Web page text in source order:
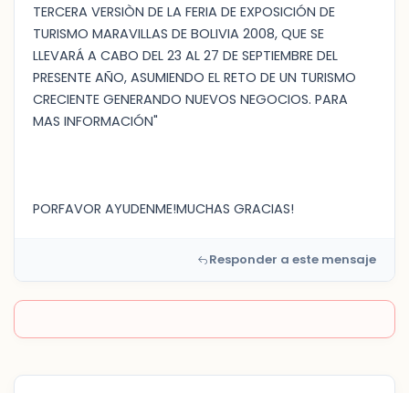
TERCERA VERSIÒN DE LA FERIA DE EXPOSICIÓN DE
TURISMO MARAVILLAS DE BOLIVIA 2008, QUE SE
LLEVARÁ A CABO DEL 23 AL 27 DE SEPTIEMBRE DEL
PRESENTE AÑO, ASUMIENDO EL RETO DE UN TURISMO
CRECIENTE GENERANDO NUEVOS NEGOCIOS. PARA
MAS INFORMACIÓN"
PORFAVOR AYUDENME!MUCHAS GRACIAS!
Responder a este mensaje